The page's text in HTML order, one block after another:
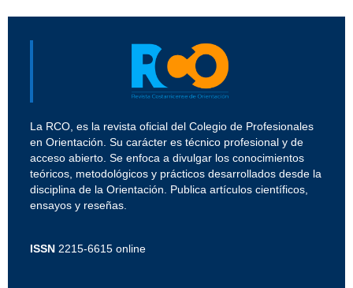
La RCO, es la revista oficial del Colegio de Profesionales
en Orientación. Su carácter es técnico profesional y de
acceso abierto. Se enfoca a divulgar los conocimientos
teóricos, metodológicos y prácticos desarrollados desde la
disciplina de la Orientación. Publica artículos científicos,
ensayos y reseñas.
ISSN 2215-6615 online